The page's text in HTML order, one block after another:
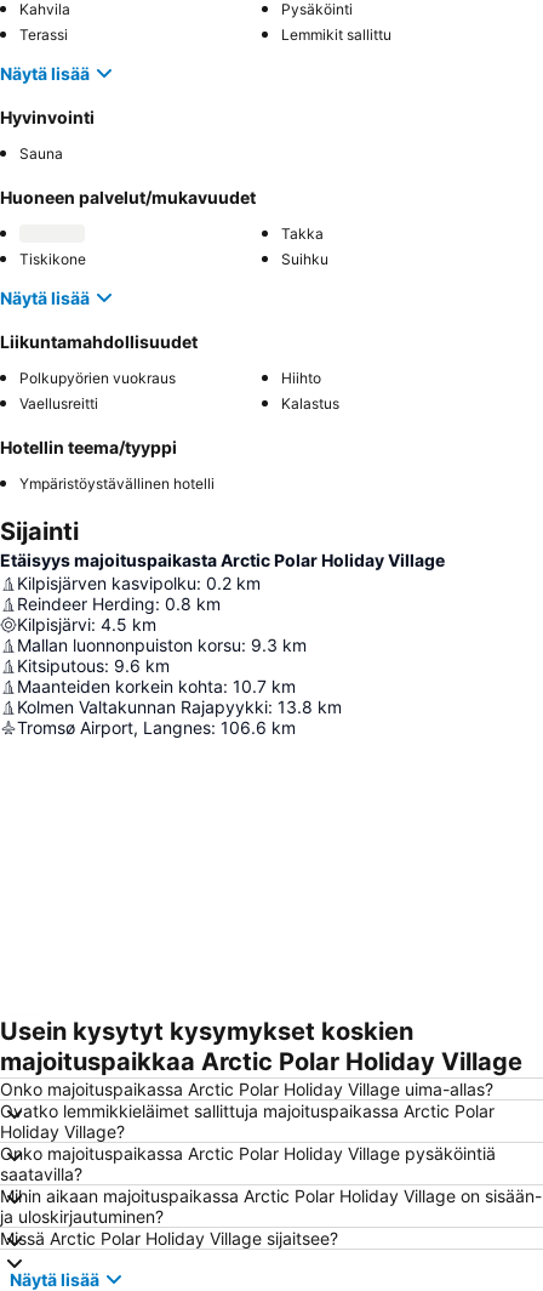
Kahvila
Pysäköinti
Terassi
Lemmikit sallittu
Näytä lisää
Hyvinvointi
Sauna
Huoneen palvelut/mukavuudet
Takka
Tiskikone
Suihku
Näytä lisää
Liikuntamahdollisuudet
Polkupyörien vuokraus
Hiihto
Vaellusreitti
Kalastus
Hotellin teema/tyyppi
Ympäristöystävällinen hotelli
Sijainti
Etäisyys majoituspaikasta Arctic Polar Holiday Village
Kilpisjärven kasvipolku: 0.2 km
Reindeer Herding: 0.8 km
Kilpisjärvi: 4.5 km
Mallan luonnonpuiston korsu: 9.3 km
Kitsiputous: 9.6 km
Maanteiden korkein kohta: 10.7 km
Kolmen Valtakunnan Rajapyykki: 13.8 km
Tromsø Airport, Langnes: 106.6 km
Laajenna kartta
Usein kysytyt kysymykset koskien
majoituspaikkaa Arctic Polar Holiday Village
Onko majoituspaikassa Arctic Polar Holiday Village uima-allas?
Ovatko lemmikkieläimet sallittuja majoituspaikassa Arctic Polar
Holiday Village?
Onko majoituspaikassa Arctic Polar Holiday Village pysäköintiä
saatavilla?
Mihin aikaan majoituspaikassa Arctic Polar Holiday Village on sisään-
ja uloskirjautuminen?
Missä Arctic Polar Holiday Village sijaitsee?
Näytä lisää